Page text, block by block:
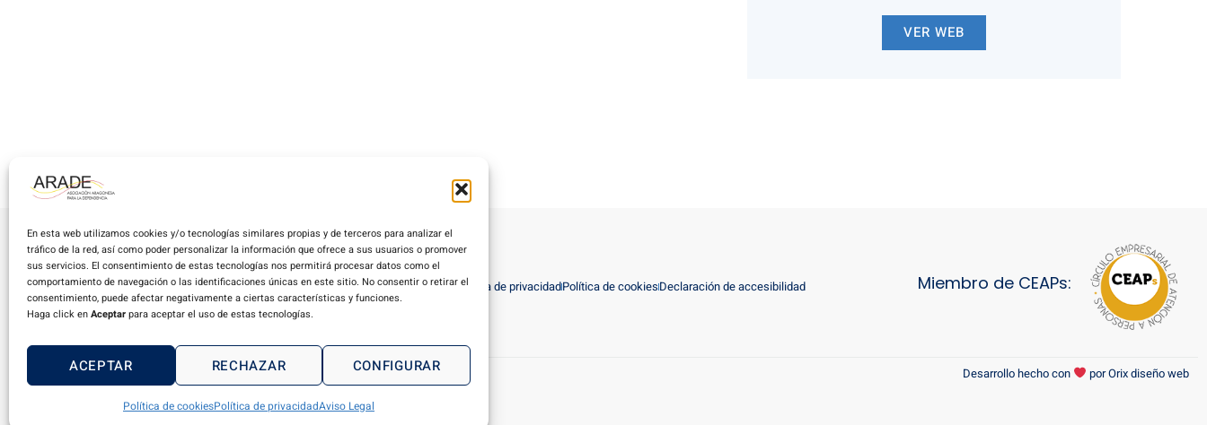
En esta web utilizamos cookies y/o tecnologías similares propias y de terceros para analizar el
tráfico de la red, así como poder personalizar la información que ofrece a sus usuarios o promover
sus servicios. El consentimiento de estas tecnologías nos permitirá procesar datos como el
comportamiento de navegación o las identificaciones únicas en este sitio. No consentir o retirar el
consentimiento, puede afectar negativamente a ciertas características y funciones.
Haga click enAceptarpara aceptar el uso de estas tecnologías.
ACEPTAR RECHAZAR CONFIGURAR
Política de cookiesPolítica de privacidadAviso Legal
VER WEB
Aviso LegalPolítica de privacidadPolítica de cookiesDeclaración de accesibilidad Miembro de CEAPs:
Copyright © 2024 ARADE. Todos los derechos reservados. Desarrollo hecho con porOrix diseño web